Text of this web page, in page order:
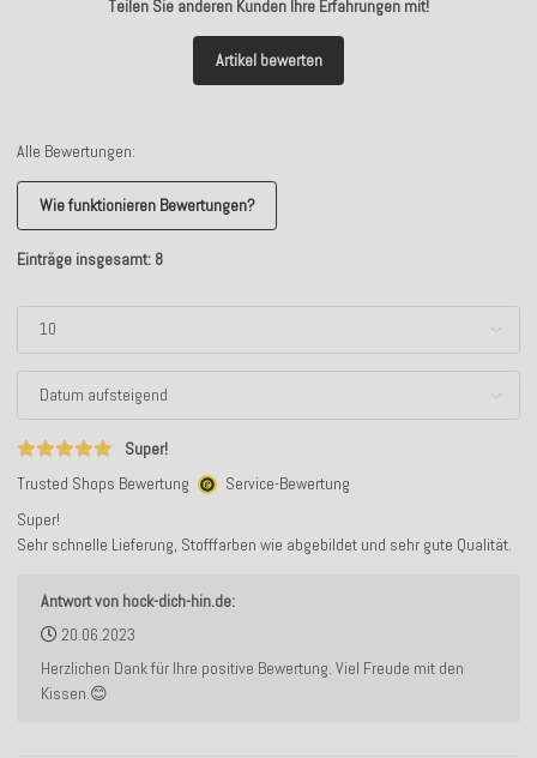
Teilen Sie anderen Kunden Ihre Erfahrungen mit!
Artikel bewerten
Alle Bewertungen:
Wie funktionieren Bewertungen?
Einträge insgesamt: 8
Super!
Trusted Shops Bewertung
Service-Bewertung
Super!
Sehr schnelle Lieferung, Stofffarben wie abgebildet und sehr gute Qualität.
Antwort von hock-dich-hin.de:
20.06.2023
Herzlichen Dank für Ihre positive Bewertung. Viel Freude mit den
Kissen.😊